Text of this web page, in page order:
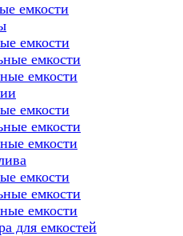
емкости
емкости
емкости
емкости
емкости
емкости
емкости
емкости
емкости
емкости
для емкостей